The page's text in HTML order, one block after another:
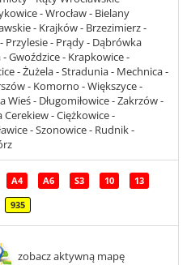
- Wrocław - Bielany
- Krajków - Brzezimierz -
Przylesie - Prądy - Dąbrówka
Gwoździce - Krapkowice -
- Żużela - Stradunia - Mechnica -
- Komorno - Większyce -
Wieś - Długomiłowice - Zakrzów -
Cerekiew - Ciężkowice -
- Szonowice - Rudnik -
A4 A6 S3 10 13
935
zobacz aktywną mapę